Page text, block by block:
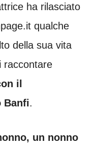
ha rilasciato
qualche
della sua vita
raccontare
il
Banfi.
un nonno